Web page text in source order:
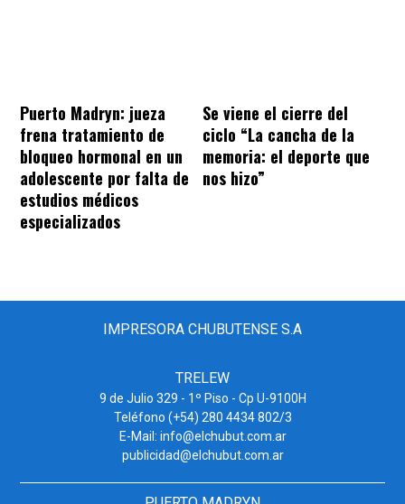
Puerto Madryn: jueza
frena tratamiento de
bloqueo hormonal en un
adolescente por falta de
estudios médicos
especializados
Se viene el cierre del
ciclo “La cancha de la
memoria: el deporte que
nos hizo”
IMPRESORA CHUBUTENSE S.A
TRELEW
9 de Julio 329 - 1º Piso - Cp U-9100H
Teléfono (+54) 280 4434 802/3
E-Mail: info@elchubut.com.ar
publicidad@elchubut.com.ar